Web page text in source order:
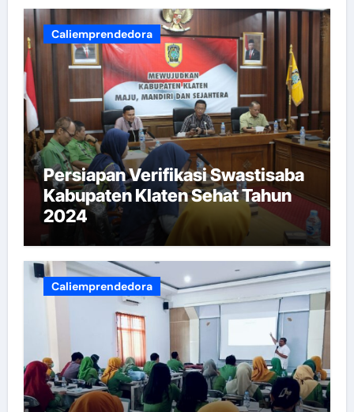
Caliemprendedora
Persiapan Verifikasi Swastisaba
Kabupaten Klaten Sehat Tahun
2024
Caliemprendedora